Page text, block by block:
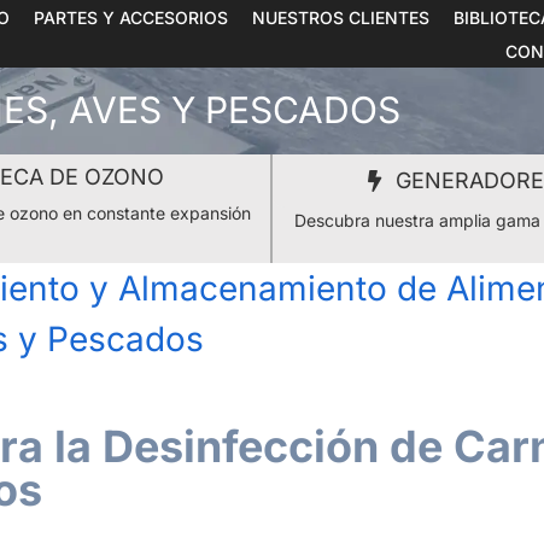
PARTES Y ACCESORIOS NUESTROS CLIENTES
AVES Y PESCADOS
DE OZONO
ozono en constante expansión Descubra nuestra amplia
y Almacenamiento de
y Pescados
la Desinfección de